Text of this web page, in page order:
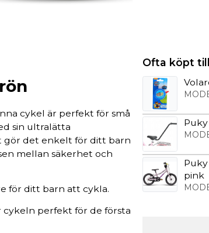
cykel är perfekt för små
sin ultralätta
gör det enkelt för ditt barn
mellan säkerhet och
för ditt barn att cykla.
perfekt för de första
Ofta köpt
pink